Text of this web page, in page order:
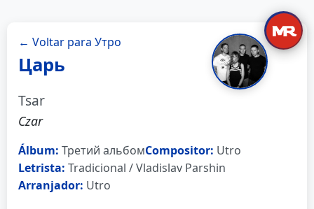
← Voltar para Утро
Царь
Tsar
Czar
Álbum: Третий альбомCompositor: Utro
Letrista: Tradicional / Vladislav Parshin
Arranjador: Utro